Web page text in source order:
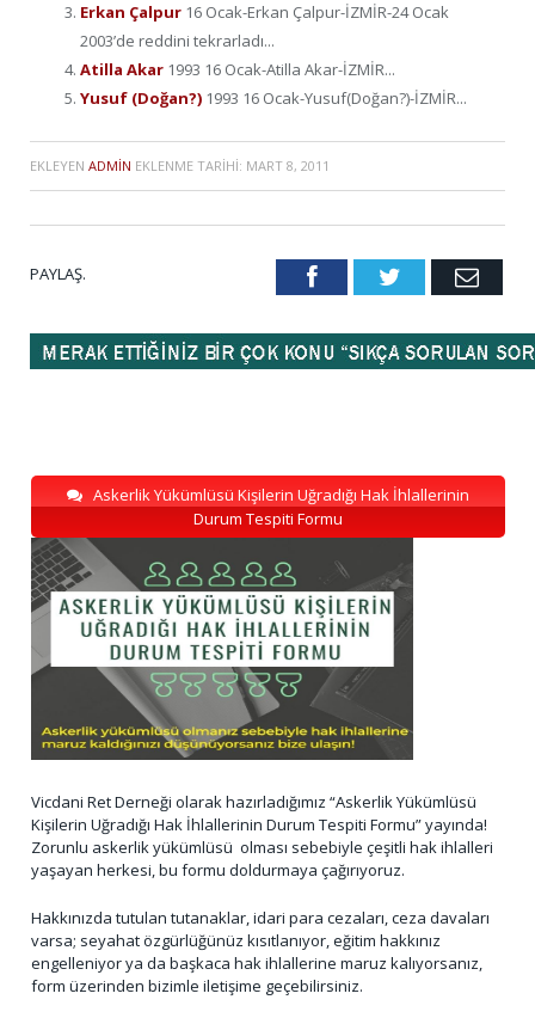
Erkan Çalpur 16 Ocak-Erkan Çalpur-İZMİR-24 Ocak
2003’de reddini tekrarladı...
Atilla Akar 1993 16 Ocak-Atilla Akar-İZMİR...
Yusuf (Doğan?) 1993 16 Ocak-Yusuf(Doğan?)-İZMİR...
EKLEYEN ADMIN EKLENME TARIHI: MART 8, 2011
PAYLAŞ. FacebookTwitter Email
Askerlik Yükümlüsü Kişilerin Uğradığı Hak İhlallerinin
Durum Tespiti Formu
Vicdani Ret Derneği olarak hazırladığımız “Askerlik Yükümlüsü
Kişilerin Uğradığı Hak İhlallerinin Durum Tespiti Formu” yayında!
Zorunlu askerlik yükümlüsü olması sebebiyle çeşitli hak ihlalleri
yaşayan herkesi, bu formu doldurmaya çağırıyoruz.
Hakkınızda tutulan tutanaklar, idari para cezaları, ceza davaları
varsa; seyahat özgürlüğünüz kısıtlanıyor, eğitim hakkınız
engelleniyor ya da başkaca hak ihlallerine maruz kalıyorsanız,
form üzerinden bizimle iletişime geçebilirsiniz.